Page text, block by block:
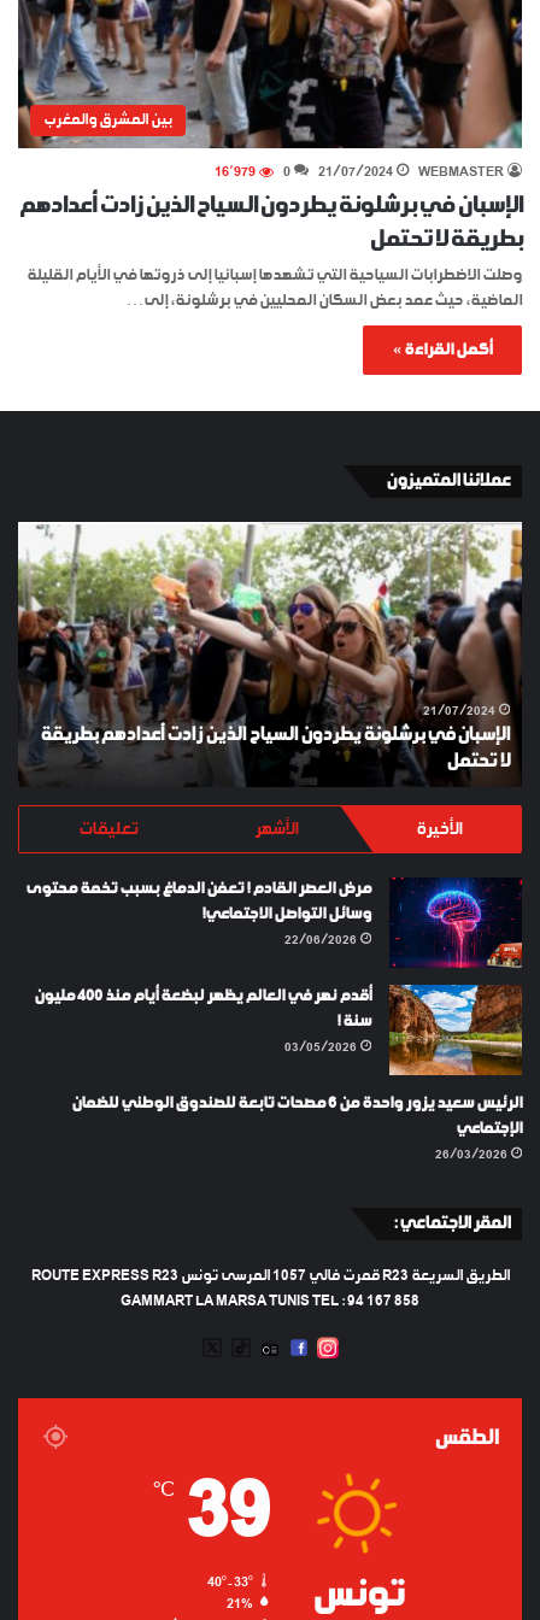
بين المشرق والمغرب
WEBMASTER
21/07/2024
0 16٬979
الإسبان في برشلونة يطردون السياح الذين زادت أعدادهم
بطريقة لا تحتمل
وصلت الاضطرابات السياحية التي تشهدها إسبانيا إلى ذروتها في الأيام القليلة
الماضية، حيث عمد بعض السكان المحليين في برشلونة، إلى…
أكمل القراءة »
عملائنا المتميزون
الإسبان
في
برشلونة
يطردون
السياح
الذين
زادت
أعدادهم
بطريقة
تحتمل
21/07/2024
الإسبان في برشلونة يطردون السياح الذين زادت أعدادهم بطريقة
لا تحتمل
الأخيرة الأشهر تعليقات
مرض العصر القادم ! تعفن الدماغ بسبب تخمة محتوى
وسائل التواصل الاجتماعي!
22/06/2026
أقدم نهر في العالم يظهر لبضعة أيام منذ 400 مليون
سنة !
03/05/2026
الرئيس سعيد يزور واحدة من 6 مصحات تابعة للصندوق الوطني للضمان
الإجتماعي
26/03/2026
المقر الاجتماعي :
الطريق السريعة R23 قمرت فالي 1057 المرسى تونس ROUTE EXPRESS R23
GAMMART LA MARSA TUNIS TEL : 94 167 858
INSTAGRAM
FACEBOOK
RADIO
TIKTOK
الطقس
تونس
39
℃
21%